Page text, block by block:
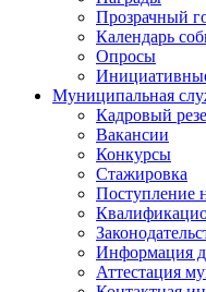
Прозрачный
Календарь
Опросы
Муниципальная
Кадровый
Вакансии
Конкурсы
Стажировка
Поступление
Информация
Аттестация